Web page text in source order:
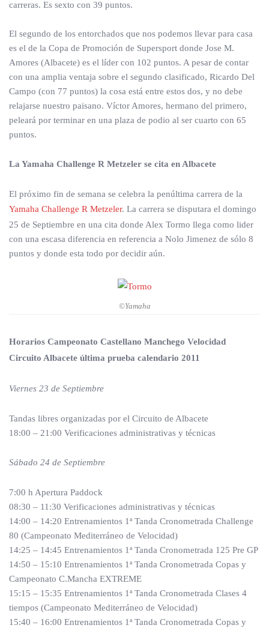
carreras. Es sexto con 39 puntos.
El segundo de los entorchados que nos podemos llevar para casa
es el de la Copa de Promoción de Supersport donde Jose M.
Amores (Albacete) es el líder con 102 puntos. A pesar de contar
con una amplia ventaja sobre el segundo clasificado, Ricardo Del
Campo (con 77 puntos) la cosa está entre estos dos, y no debe
relajarse nuestro paisano. Víctor Amores, hermano del primero,
peleará por terminar en una plaza de podio al ser cuarto con 65
puntos.
La Yamaha Challenge R Metzeler se cita en Albacete
El próximo fin de semana se celebra la penúltima carrera de la
Yamaha Challenge R Metzeler. La carrera se disputara el domingo
25 de Septiembre en una cita donde Alex Tormo llega como lider
con una escasa diferencia en referencia a Nolo Jimenez de sólo 8
puntos y donde esta todo por decidir aún.
©Yamaha
Horarios Campeonato Castellano Manchego Velocidad
Circuito Albacete última prueba calendario 2011
Viernes 23 de Septiembre
Tandas libres organizadas por el Circuito de Albacete
18:00 – 21:00 Verificaciones administrativas y técnicas
Sábado 24 de Septiembre
7:00 h Apertura Paddock
08:30 – 11:30 Verificaciones administrativas y técnicas
14:00 – 14:20 Entrenamientos 1ª Tanda Cronometrada Challenge
80 (Campeonato Mediterráneo de Velocidad)
14:25 – 14:45 Entrenamientos 1ª Tanda Cronometrada 125 Pre GP
14:50 – 15:10 Entrenamientos 1ª Tanda Cronometrada Copas y
Campeonato C.Mancha EXTREME
15:15 – 15:35 Entrenamientos 1ª Tanda Cronometrada Clases 4
tiempos (Campeonato Mediterráneo de Velocidad)
15:40 – 16:00 Entrenamientos 1ª Tanda Cronometrada Copas y